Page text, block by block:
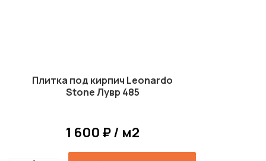
Плитка под кирпич Leonardo
Stone Лувр 485
1 600 ₽ / м2